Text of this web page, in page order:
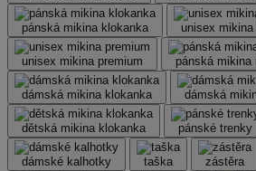
pánská mikina klokanka unisex
unisex mikina premium pánská mikina
dámská mikina klokanka dámská
dětská mikina klokanka pánské trenky
dámské kalhotky taška zástěra